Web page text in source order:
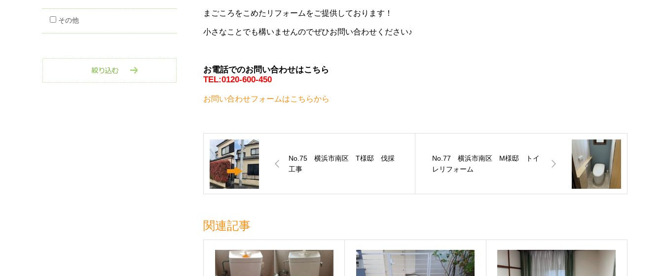
まごころをこめたリフォームをご提供しております！
小さなことでも構いませんのでぜひお問い合わせください♪
お電話でのお問い合わせはこちら
TEL:0120-600-450
お問い合わせフォームはこちらから
No.75 横浜市南区 T様邸 伐採
工事
No.77 横浜市南区 M様邸 トイ
レリフォーム
関連記事
その他